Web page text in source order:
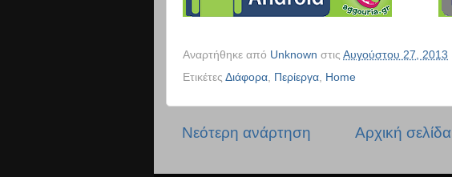
Αναρτήθηκε από Unknown στις Αυγούστου 27, 2013
Ετικέτες Διάφορα Περίεργα Home
Νεότερη ανάρτηση Αρχική σελίδα